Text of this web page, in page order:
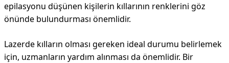
epilasyonu düşünen kişilerin kıllarının renklerini göz
önünde bulundurması önemlidir.
Lazerde kılların olması gereken ideal durumu belirlemek
için, uzmanların yardım alınması da önemlidir. Bir